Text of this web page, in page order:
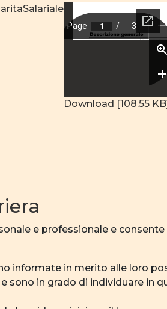
Download [108.55
e professionale e
informate in merito alle loro
sono in grado di individuare in